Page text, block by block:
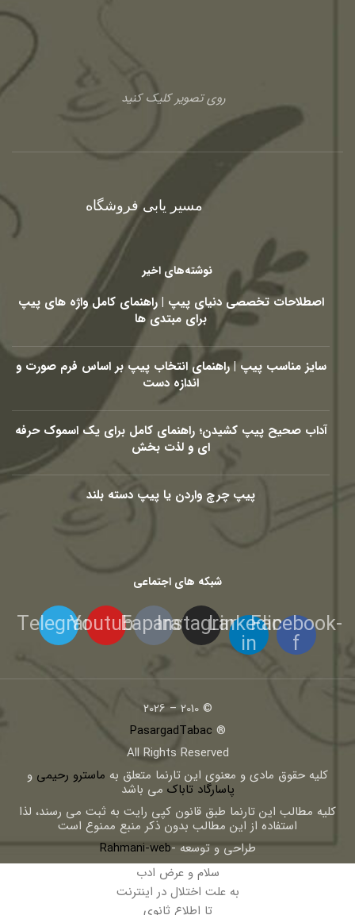
روی تصویر کلیک کنید
مسیر یابی فروشگاه
نوشته‌های اخیر
اصطلاحات تخصصی دنیای پیپ | راهنمای کامل واژه های پیپ
برای مبتدی ها
سایز مناسب پیپ | راهنمای انتخاب پیپ بر اساس فرم صورت و
اندازه دست
آداب صحیح پیپ کشیدن؛ راهنمای کامل برای یک اسموک حرفه
ای و لذت بخش
پیپ چرچ واردن یا پیپ دسته بلند
شبکه های اجتماعی
Facebook-
f
Linkedin-
in
Instagram
Eaparat
Youtube
Telegram
© 2010 – 2026
®
PasargadTabac
All Rights Reserved
كليه حقوق مادی و معنوی اين تارنما متعلق به ماسترو رحیمی و
پاسارگاد تاباک می باشد
کلیه مطالب این تارنما طبق قانون کپی رایت به ثبت می رسند، لذا
استفاده از این مطالب بدون ذکر منبع ممنوع است
طراحی و توسعه -Rahmani-web
سلام و عرض ادب
به علت اختلال در اینترنت